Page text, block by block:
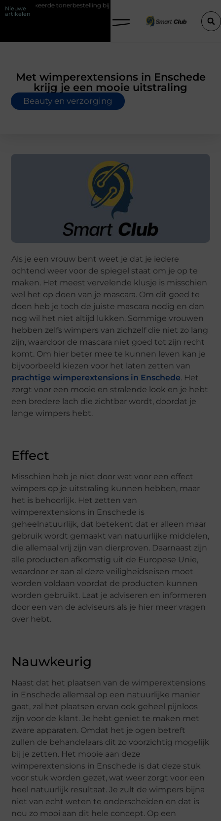
Nieuwe
artikelen
tonerbestelling bij HP printers
Met wimperextensions in Enschede
krijg je een mooie uitstraling
Beauty en verzorging
Als je een vrouw bent weet je dat je iedere
ochtend weer voor de spiegel staat om je op te
maken. Het meest vervelende klusje is misschien
wel het op doen van je mascara. Om dit goed te
doen heb je toch de juiste mascara nodig en dan
nog wil het niet altijd lukken. Sommige vrouwen
hebben zelfs wimpers van zichzelf die niet zo lang
zijn, waardoor de mascara niet goed tot zijn recht
komt. Om hier beter mee te kunnen leven kan je
bijvoorbeeld kiezen voor het laten zetten van
prachtige wimperextensions in Enschede. Het
zorgt voor een mooie en stralende look en je hebt
een bredere lach die zichtbar wordt, doordat je
lange wimpers hebt.
Effect
Misschien heb je niet door wat voor een effect
wimpers op je uitstraling kunnen hebben, maar
het is behoorlijk. Het zetten van
wimperextensions in Enschede is
geheelnatuurlijk, dat betekent dat er alleen maar
gebruik wordt gemaakt van natuurlijke middelen,
die allemaal vrij zijn van dierproven. Daarnaast zijn
alle producten afkomstig uit de Europese Unie,
waardoor er aan al deze veiligheidseisen moet
worden voldaan voordat de producten kunnen
worden gebruikt. Laat je adviseren en informeren
door een van de adviseurs als je hier meer vragen
over hebt.
Nauwkeurig
Naast dat het plaatsen van de wimperextensions
in Enschede allemaal op een natuurlijke manier
gaat, zal het plaatsen ervan ook geheel pijnloos
zijn voor de klant. Je hebt geniet te maken met
zware apparaten. Omdat het je ogen betreft
zullen de behandelaars dit zo voorzichtig mogelijk
bij je zetten. Het mooie aan deze
wimperextensions in Enschede is dat deze stuk
voor stuk worden gezet, wat weer zorgt voor een
heel natuurlijk resultaat. Je zult de wimpers bijna
niet van echt weten te onderscheiden en dat is
nou zo mooi aan dit hele concept. Op een